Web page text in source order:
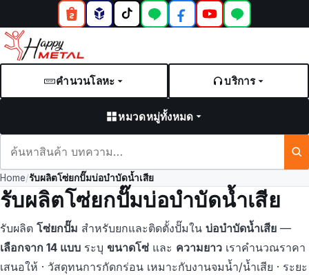
คำนวนโลหะ บริการ
หมวดหมู่ทั้งหมด
และ
บทความ
Home/รับผลิตโซ่ยกปั๊มบ่อบำบัดน้ำเสีย
รับผลิตโซ่ยกปั๊มบ่อบำบัดน้ำเสีย
รับผลิต โซ่ยกปั๊ม สำหรับยกและติดตั้งปั๊มใน บ่อบำบัดน้ำเสีย —
เลือกจาก 14 แบบ ระบุ ขนาดโซ่ และ ความยาว เราคำนวณราคา
เสนอให้ · วัสดุทนการกัดกร่อน เหมาะกับงานจมน้ำ/น้ำเสีย · ระยะ